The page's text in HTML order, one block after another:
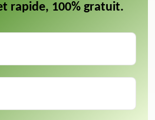
rapide, 100% gratuit.